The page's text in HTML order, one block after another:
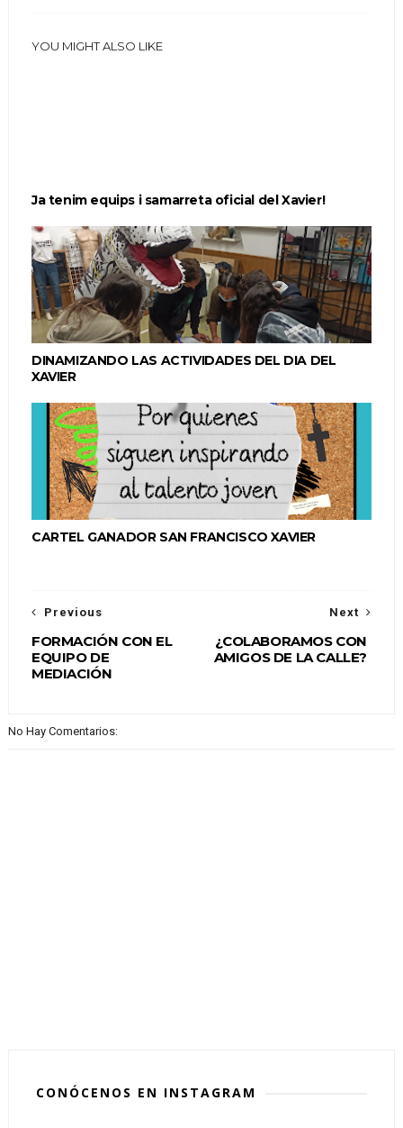
YOU MIGHT ALSO LIKE
Ja tenim equips i samarreta oficial del Xavier!
DINAMIZANDO LAS ACTIVIDADES DEL DIA DEL
XAVIER
CARTEL GANADOR SAN FRANCISCO XAVIER
Next
¿COLABORAMOS CON
AMIGOS DE LA CALLE?
Previous
FORMACIÓN CON EL
EQUIPO DE
MEDIACIÓN
No Hay Comentarios:
CONÓCENOS EN INSTAGRAM